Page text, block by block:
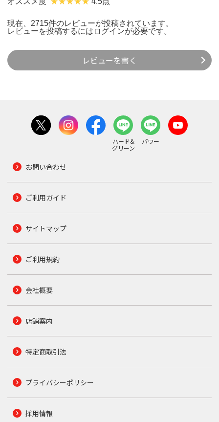
現在、2715件のレビューが投稿されています。
レビューを投稿するには ログインが必要です。
レビューを書く
ハード&
グリーン
パワー
お問い合わせ
ご利用ガイド
サイトマップ
ご利用規約
会社概要
店舗案内
特定商取引法
プライバシーポリシー
採用情報